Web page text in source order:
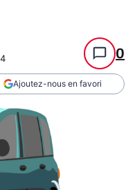
0
Ajoutez-nous en favori